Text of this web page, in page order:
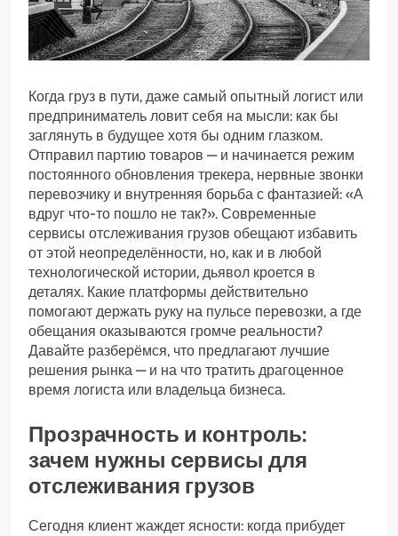
Когда груз в пути, даже самый опытный логист или
предприниматель ловит себя на мысли: как бы
заглянуть в будущее хотя бы одним глазком.
Отправил партию товаров — и начинается режим
постоянного обновления трекера, нервные звонки
перевозчику и внутренняя борьба с фантазией: «А
вдруг что-то пошло не так?». Современные
сервисы отслеживания грузов обещают избавить
от этой неопределённости, но, как и в любой
технологической истории, дьявол кроется в
деталях. Какие платформы действительно
помогают держать руку на пульсе перевозки, а где
обещания оказываются громче реальности?
Давайте разберёмся, что предлагают лучшие
решения рынка — и на что тратить драгоценное
время логиста или владельца бизнеса.
Прозрачность и контроль:
зачем нужны сервисы для
отслеживания грузов
Сегодня клиент жаждет ясности: когда прибудет